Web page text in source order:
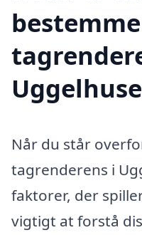
Når du står
tagrenderens i
faktorer, der
vigtigt at forstå